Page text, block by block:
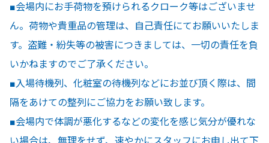
■会場内にお手荷物を預けられるクローク等はございませ
ん。荷物や貴重品の管理は、自己責任にてお願いいたしま
す。盗難・紛失等の被害につきましては、一切の責任を負
いかねますのでご了承ください。
■入場待機列、化粧室の待機列などにお並び頂く際は、間
隔をあけての整列にご協力をお願い致します。
■会場内で体調が悪化するなどの変化を感じ気分が優れな